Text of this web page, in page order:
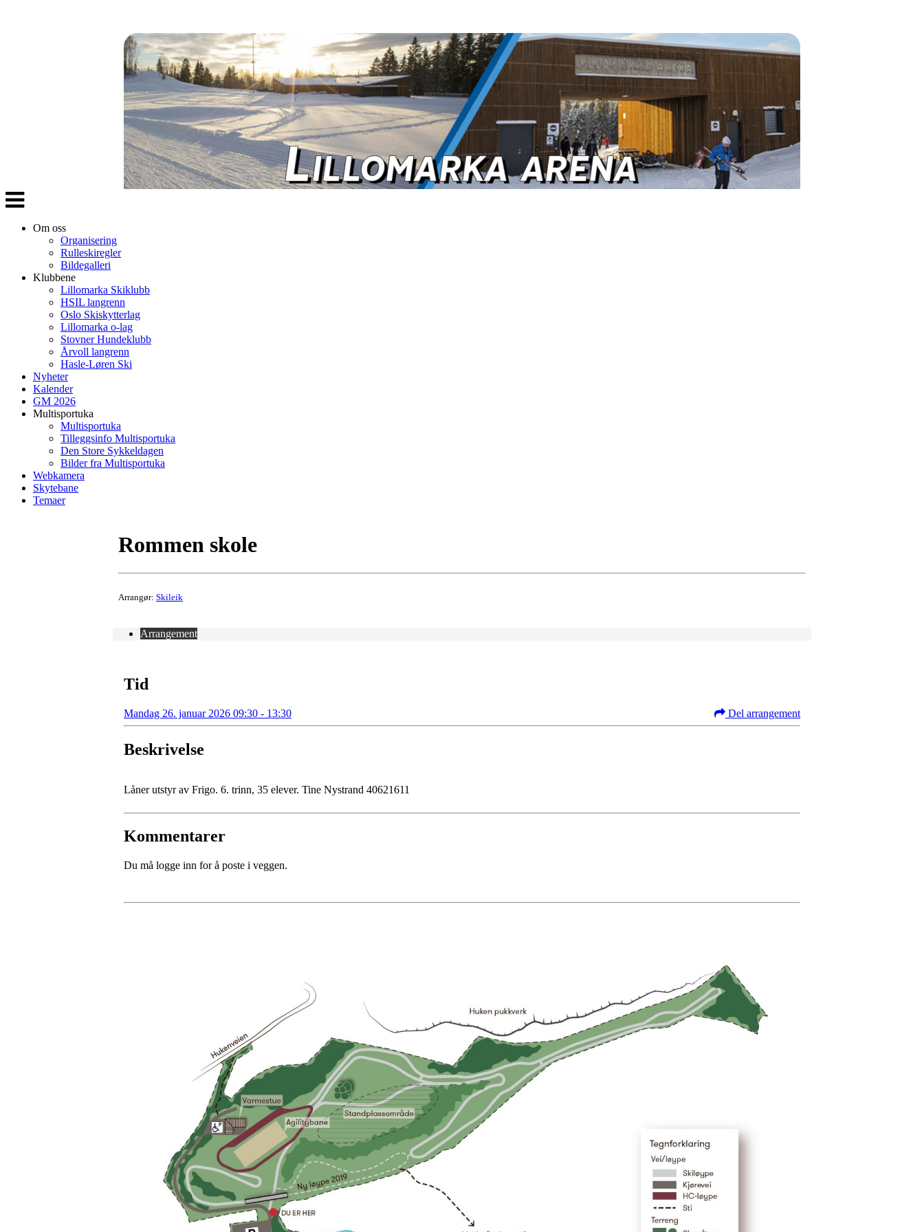
Veksle
navigasjon
Om oss
Organisering
Rulleskiregler
Bildegalleri
Klubbene
Lillomarka Skiklubb
HSIL langrenn
Oslo Skiskytterlag
Lillomarka o-lag
Stovner Hundeklubb
Årvoll langrenn
Hasle-Løren Ski
Nyheter
Kalender
GM 2026
Multisportuka
Multisportuka
Tilleggsinfo Multisportuka
Den Store Sykkeldagen
Bilder fra Multisportuka
Webkamera
Skytebane
Temaer
Rommen skole
Arrangør: Skileik
Arrangement
Tid
Mandag 26. januar 2026 09:30 - 13:30 Del arrangement
Beskrivelse
Låner utstyr av Frigo. 6. trinn, 35 elever. Tine Nystrand 40621611
Kommentarer
Du må logge inn for å poste i veggen.